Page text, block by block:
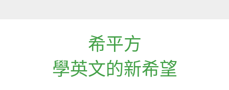
希平方
學英文的新希望